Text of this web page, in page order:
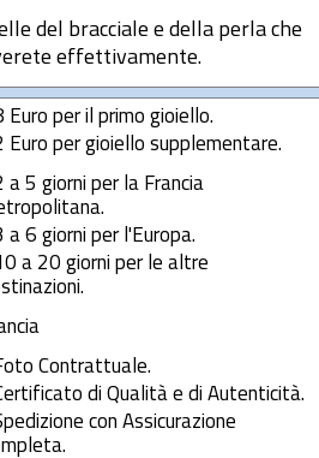
del bracciale e della perla che
effettivamente.
Euro per il primo gioiello.
Euro per gioiello supplementare.
a 5 giorni per la Francia
a 6 giorni per l'Europa.
a 20 giorni per le altre
Contrattuale.
di Qualità e di Autenticità.
con Assicurazione